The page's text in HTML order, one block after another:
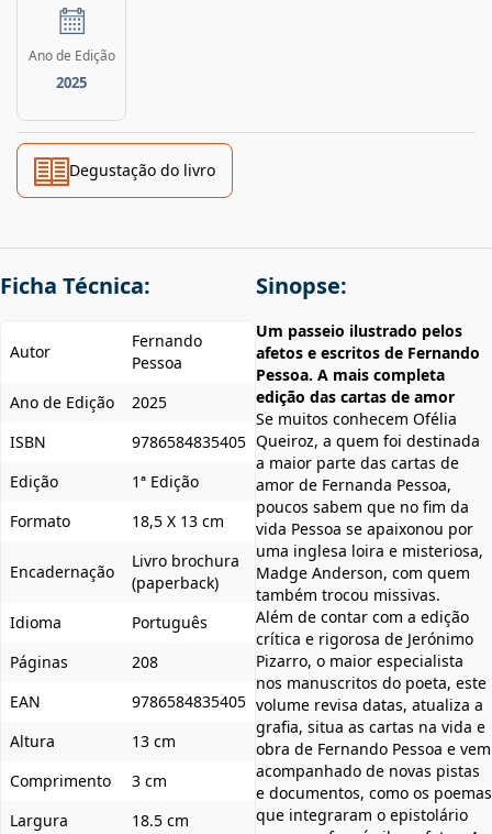
Ano de Edição
2025
Degustação do livro
Ficha Técnica:
Autor
Fernando
Pessoa
Ano de Edição
2025
ISBN
9786584835405
Edição
1ª Edição
Formato
18,5 X 13 cm
Encadernação
Livro brochura
(paperback)
Idioma
Português
Páginas
208
EAN
9786584835405
Altura
13 cm
Comprimento
3 cm
Largura
18.5 cm
Sinopse:
Um passeio ilustrado pelos
afetos e escritos de Fernando
Pessoa. A mais completa
edição das cartas de amor
Se muitos conhecem Ofélia
Queiroz, a quem foi destinada
a maior parte das cartas de
amor de Fernanda Pessoa,
poucos sabem que no fim da
vida Pessoa se apaixonou por
uma inglesa loira e misteriosa,
Madge Anderson, com quem
também trocou missivas.
Além de contar com a edição
crítica e rigorosa de Jerónimo
Pizarro, o maior especialista
nos manuscritos do poeta, este
volume revisa datas, atualiza a
grafia, situa as cartas na vida e
obra de Fernando Pessoa e vem
acompanhado de novas pistas
e documentos, como os poemas
que integraram o epistolário